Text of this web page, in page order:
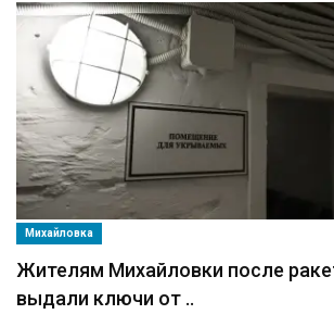
Михайловка
Жителям Михайловки после
выдали ключи от ..